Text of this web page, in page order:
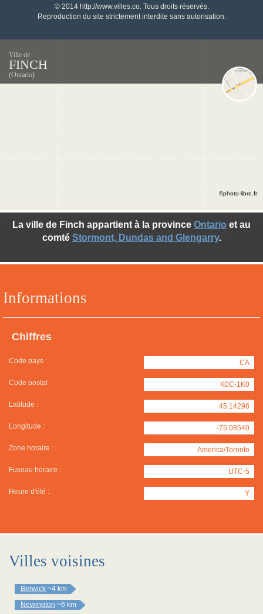
© 2014 http://www.villes.co. Tous droits réservés.
Reproduction du site strictement interdite sans autorisation.
Ville de
FINCH
(Ontario)
Informations
Chiffres
Code pays : CA
Code postal : K0C-1K0
Latitude : 45.14298
Longitude : -75.08540
Zone horaire : America/Toronto
Fuseau horaire : UTC-5
Heure d'été : Y
La ville de Finch appartient à la province Ontario et au
comté Stormont, Dundas and Glengarry.
©photo-libre.fr
Villes voisines
Berwick ~4 km
Newington ~6 km